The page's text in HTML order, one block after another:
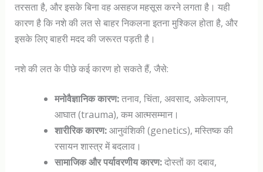
तरसता है, और इसके बिना वह असहज महसूस करने लगता है। यही
कारण है कि नशे की लत से बाहर निकलना इतना मुश्किल होता है, और
इसके लिए बाहरी मदद की जरूरत पड़ती है।
नशे की लत के पीछे कई कारण हो सकते हैं, जैसे:
मनोवैज्ञानिक कारण:तनाव, चिंता, अवसाद, अकेलापन,
आघात (trauma), कम आत्मसम्मान।
शारीरिक कारण:आनुवंशिकी (genetics), मस्तिष्क की
रसायन शास्त्र में बदलाव।
सामाजिक और पर्यावरणीय कारण:दोस्तों का दबाव,